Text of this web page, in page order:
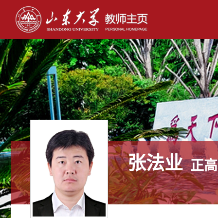
张法业 正